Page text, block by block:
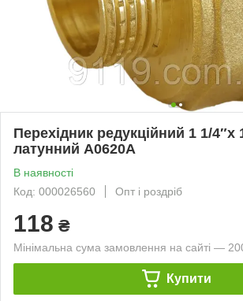
Перехідник редукційний 1 1/4″х
латунний А0620А
В наявності
Код: 000026560
Опт і роздріб
118 ₴
Мінімальна сума замовлення на сайті —
Купити